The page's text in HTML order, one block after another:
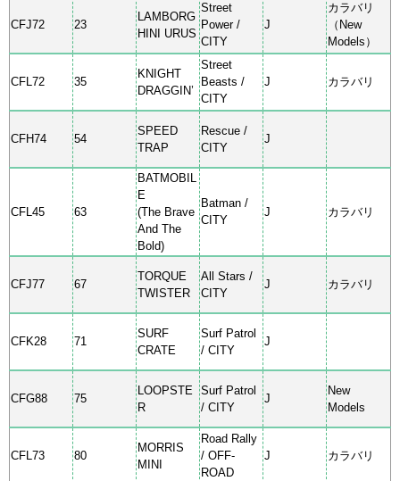
CFJ72 23
LAMBORG
HINI URUS
Street
Power /
CITY
J
カラバリ
（New
Models）
CFL72 35
KNIGHT
DRAGGIN’
Street
Beasts /
CITY
J カラバリ
CFH74 54
SPEED
TRAP
Rescue /
CITY
J
CFL45 63
BATMOBIL
E
(The Brave
And The
Bold)
Batman /
CITY
J カラバリ
CFJ77 67
TORQUE
TWISTER
All Stars /
CITY
J カラバリ
CFK28 71
SURF
CRATE
Surf Patrol
/ CITY
J
CFG88 75
LOOPSTE
R
Surf Patrol
/ CITY
J
New
Models
CFL73 80
MORRIS
MINI
Road Rally
/ OFF-
ROAD
J カラバリ